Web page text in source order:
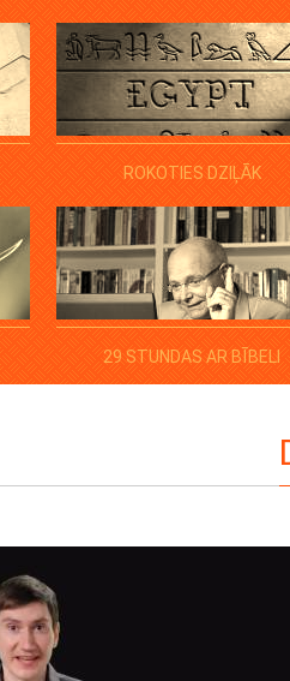
ROKOTIES DZIĻĀK
29 STUNDAS AR BĪBELI